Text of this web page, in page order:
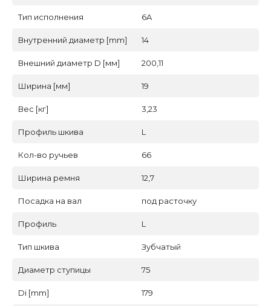
Тип исполнения 6A
Внутренний диаметр [mm] 14
Внешний диаметр D [мм] 200,11
Ширина [мм] 19
Вес [кг] 3,23
Профиль шкива L
Кол-во ручьев 66
Ширина ремня 12,7
Посадка на вал под расточку
Профиль L
Тип шкива Зубчатый
Диаметр ступицы 75
Di [mm] 179